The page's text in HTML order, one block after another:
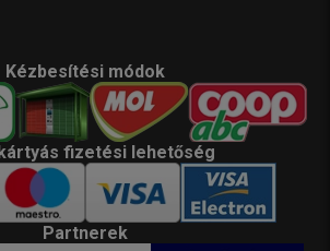
Kézbesítési módok
fizetési lehetőség
Partnerek